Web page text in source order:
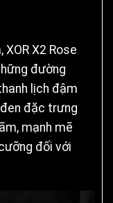
X2 Rose
đường
lịch đậm
đặc trưng
mạnh mẽ
đối với